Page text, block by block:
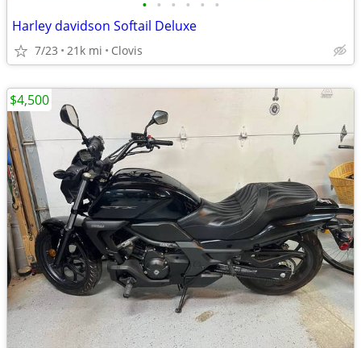
• • • • • •
Harley davidson Softail Deluxe
7/23 21k mi Clovis
$4,500